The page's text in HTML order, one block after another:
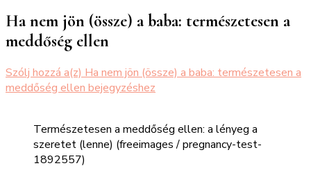
Ha nem jön (össze) a baba: természetesen a
meddőség ellen
Szólj hozzá a(z) Ha nem jön (össze) a baba: természetesen a
meddőség ellen bejegyzéshez
Természetesen a meddőség ellen: a lényeg a
szeretet (lenne) (freeimages / pregnancy-test-
1892557)